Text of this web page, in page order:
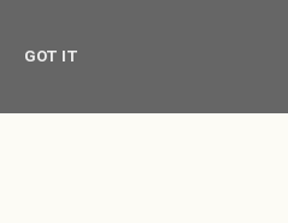
GOT IT